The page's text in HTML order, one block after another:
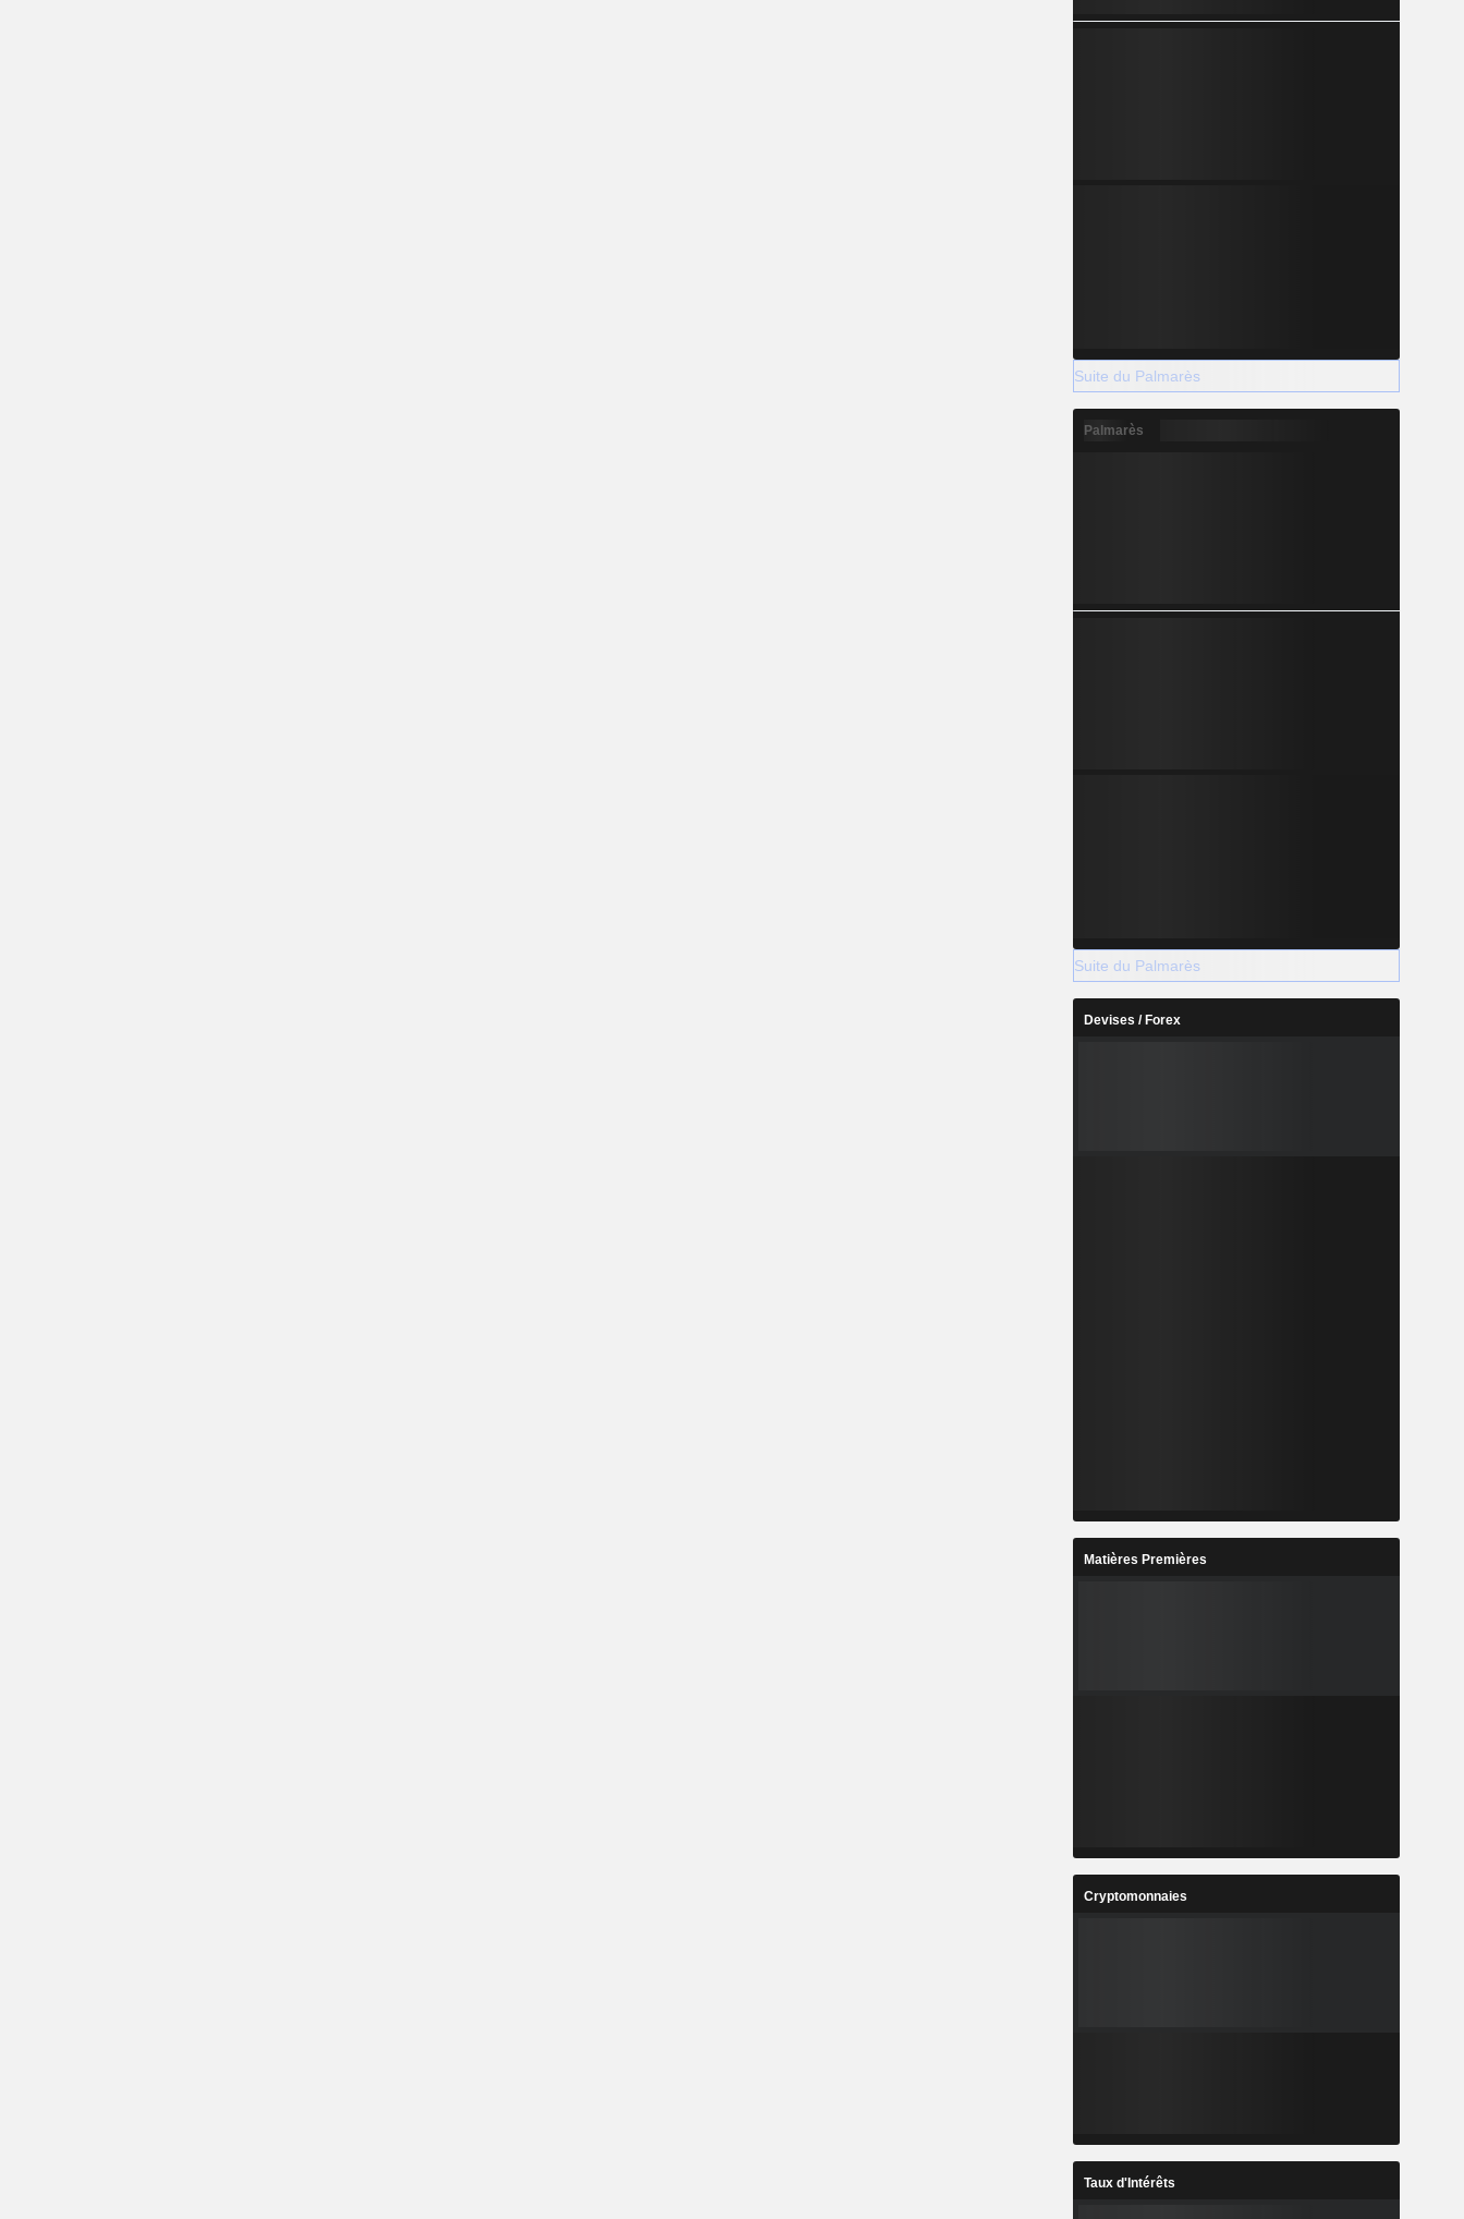
Suite du Palmarès
Palmarès
Suite du Palmarès
Devises / Forex
Matières Premières
Cryptomonnaies
Taux d'Intérêts